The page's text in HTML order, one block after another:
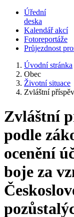
Úřední
deska
Kalendář akcí
Fotoreportáže
Průjezdnost
Úvodní stránka
Obec
Životní situace
Zvláštní
Zvláštní
podle
ocenění
boje za